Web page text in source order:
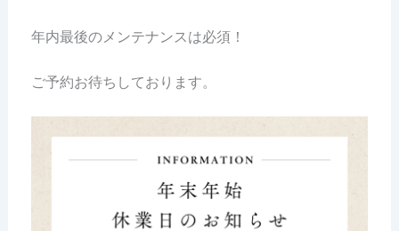
年内最後のメンテナンスは必須！
ご予約お待ちしております。